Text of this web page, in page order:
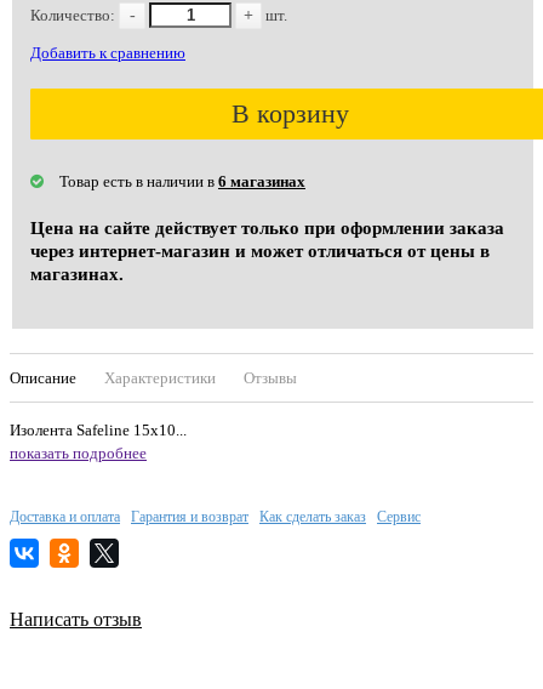
Количество: - + шт.
Добавить к сравнению
В корзину
Товар есть в наличии в 6 магазинах
Цена на сайте действует только при оформлении заказа
через интернет-магазин и может отличаться от цены в
магазинах.
Описание Характеристики Отзывы
Изолента Safeline 15х10...
показать подробнее
Доставка и оплата Гарантия и возврат Как сделать заказ Сервис
Написать отзыв